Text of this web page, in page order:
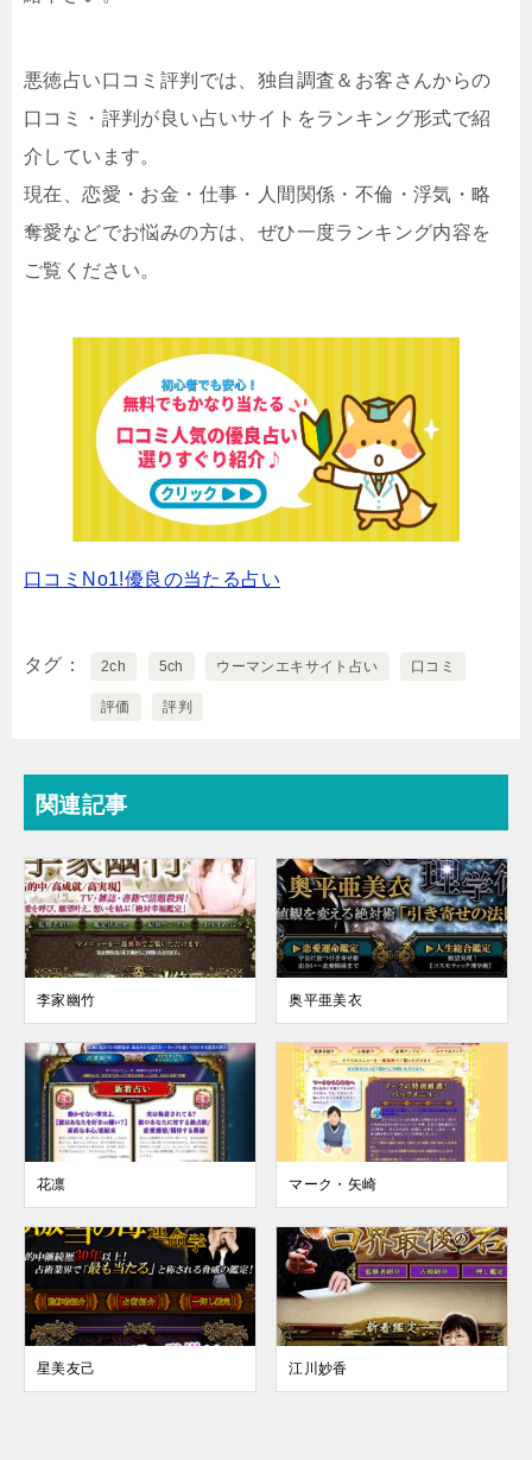
悪徳占い口コミ評判では、独自調査＆お客さんからの
口コミ・評判が良い占いサイトをランキング形式で紹
介しています。
現在、恋愛・お金・仕事・人間関係・不倫・浮気・略
奪愛などでお悩みの方は、ぜひ一度ランキング内容を
ご覧ください。
口コミNo1!優良の当たる占い
タグ 2ch 5ch ウーマンエキサイト占い 口コミ
評価 評判
関連記事
李家幽竹 奥平亜美衣
花凛 マーク・矢崎
星美友己 江川妙香